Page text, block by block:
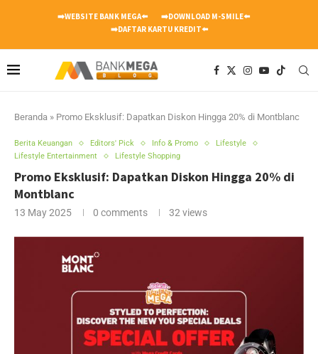
➡️WEBSITE BANK MEGA⬅️
➡️DOWNLOAD M-SMILE⬅️
➡️DAFTAR KARTU KREDIT⬅️
Beranda » Promo Eksklusif: Dapatkan Diskon Hingga 20% di Montblanc
Berita Keuangan Editors' Pick Info & Promo
Lifestyle
Lifestyle Entertainment
Lifestyle Shopping
Promo Eksklusif: Dapatkan Diskon Hingga 20% di
Montblanc
13 May 2025 0 comments 32 views